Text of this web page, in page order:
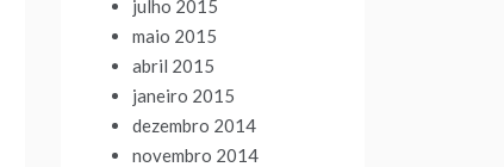
julho 2015
maio 2015
abril 2015
janeiro 2015
dezembro 2014
novembro 2014